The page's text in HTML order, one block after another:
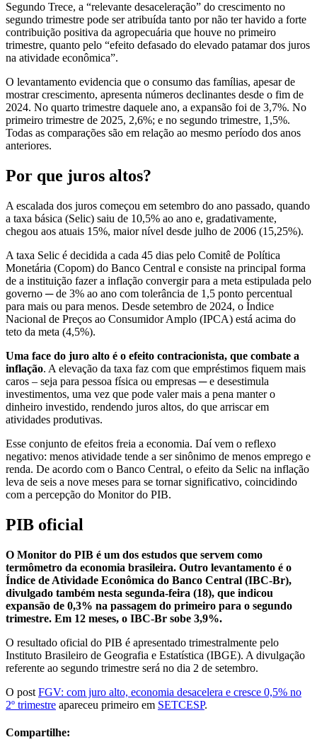
Segundo Trece, a “relevante desaceleração” do crescimento no
segundo trimestre pode ser atribuída tanto por não ter havido a forte
contribuição positiva da agropecuária que houve no primeiro
trimestre, quanto pelo “efeito defasado do elevado patamar dos juros
na atividade econômica”.
O levantamento evidencia que o consumo das famílias, apesar de
mostrar crescimento, apresenta números declinantes desde o fim de
2024. No quarto trimestre daquele ano, a expansão foi de 3,7%. No
primeiro trimestre de 2025, 2,6%; e no segundo trimestre, 1,5%.
Todas as comparações são em relação ao mesmo período dos anos
anteriores.
Por que juros altos?
A escalada dos juros começou em setembro do ano passado, quando
a taxa básica (Selic) saiu de 10,5% ao ano e, gradativamente,
chegou aos atuais 15%, maior nível desde julho de 2006 (15,25%).
A taxa Selic é decidida a cada 45 dias pelo Comitê de Política
Monetária (Copom) do Banco Central e consiste na principal forma
de a instituição fazer a inflação convergir para a meta estipulada pelo
governo ─ de 3% ao ano com tolerância de 1,5 ponto percentual
para mais ou para menos. Desde setembro de 2024, o Índice
Nacional de Preços ao Consumidor Amplo (IPCA) está acima do
teto da meta (4,5%).
Uma face do juro alto é o efeito contracionista, que combate a
inflação. A elevação da taxa faz com que empréstimos fiquem mais
caros – seja para pessoa física ou empresas ─ e desestimula
investimentos, uma vez que pode valer mais a pena manter o
dinheiro investido, rendendo juros altos, do que arriscar em
atividades produtivas.
Esse conjunto de efeitos freia a economia. Daí vem o reflexo
negativo: menos atividade tende a ser sinônimo de menos emprego e
renda. De acordo com o Banco Central, o efeito da Selic na inflação
leva de seis a nove meses para se tornar significativo, coincidindo
com a percepção do Monitor do PIB.
PIB oficial
O Monitor do PIB é um dos estudos que servem como
termômetro da economia brasileira. Outro levantamento é o
Índice de Atividade Econômica do Banco Central (IBC-Br),
divulgado também nesta segunda-feira (18), que indicou
expansão de 0,3% na passagem do primeiro para o segundo
trimestre. Em 12 meses, o IBC-Br sobe 3,9%.
O resultado oficial do PIB é apresentado trimestralmente pelo
Instituto Brasileiro de Geografia e Estatística (IBGE). A divulgação
referente ao segundo trimestre será no dia 2 de setembro.
O post FGV: com juro alto, economia desacelera e cresce 0,5% no
2º trimestre apareceu primeiro em SETCESP.
Compartilhe: